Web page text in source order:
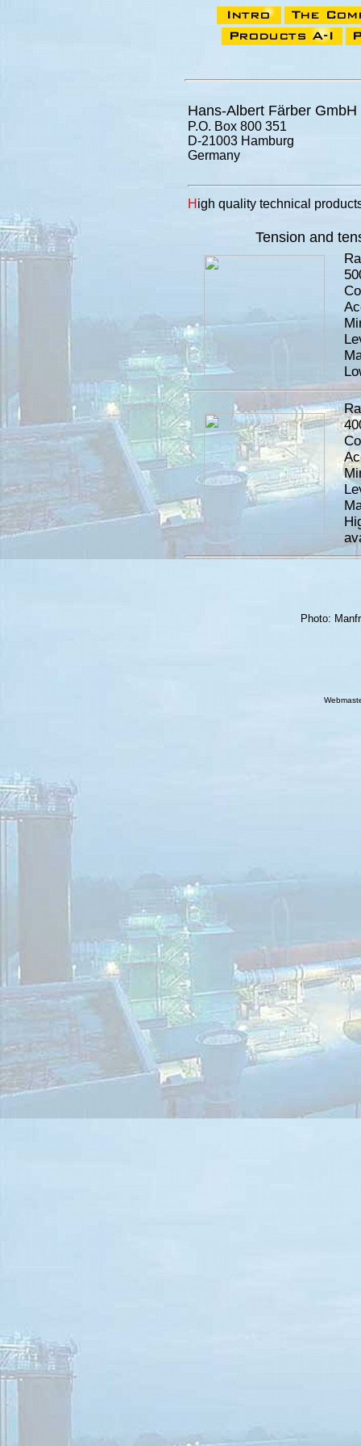
Hans-Albert Färber GmbH
P.O. Box 800 351
D-21003 Hamburg
Germany
H igh quality technical
Tension and
Photo: